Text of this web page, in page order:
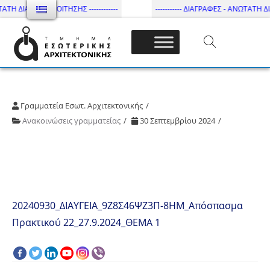
ΔΙΑΡΚΕΙΑ ΦΟΙΤΗΣΗΣ ------------ ----------- ΔΙΑΓΡΑΦΕΣ - ΑΝΩΤΑΤΗ
Τμήμα Εσωτ. Αρχιτεκτονικής – ΔΙ.ΠΑ.Ε
Γραμματεία Εσωτ. Αρχιτεκτονικής
Ανακοινώσεις γραμματείας
30 Σεπτεμβρίου 2024
20240930_ΔΙΑΥΓΕΙΑ_9Ζ8Σ46ΨΖ3Π-8ΗΜ_Απόσπασμα
Πρακτικού 22_27.9.2024_ΘΕΜΑ 1